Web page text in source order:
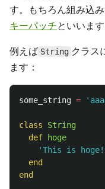
す。もちろん組み込
キーパッチといいます
例えば String クラス
ます：
some_string =
class
String
def
hoge
'This is
end
end